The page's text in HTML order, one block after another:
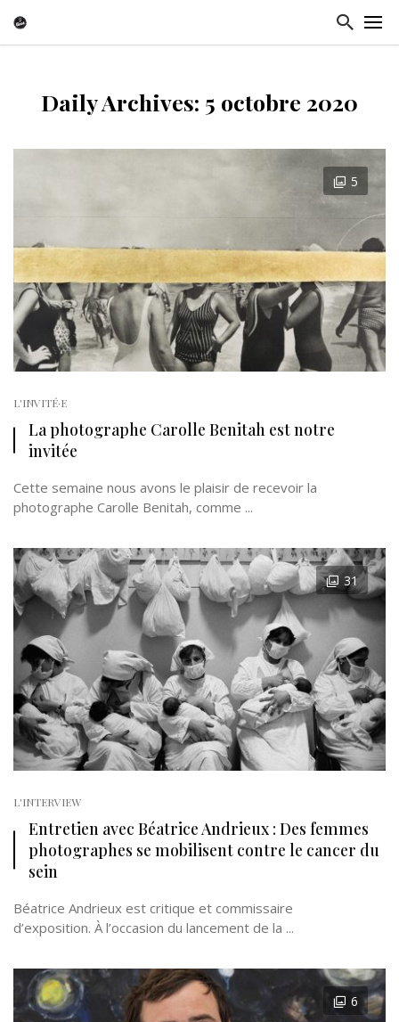
Daily Archives: 5 octobre 2020
5
L'INVITÉ·E
La photographe Carolle Benitah est notre
invitée
Cette semaine nous avons le plaisir de recevoir la
photographe Carolle Benitah, comme ...
31
L'INTERVIEW
Entretien avec Béatrice Andrieux : Des femmes
photographes se mobilisent contre le cancer du
sein
Béatrice Andrieux est critique et commissaire
d’exposition. À l’occasion du lancement de la ...
6